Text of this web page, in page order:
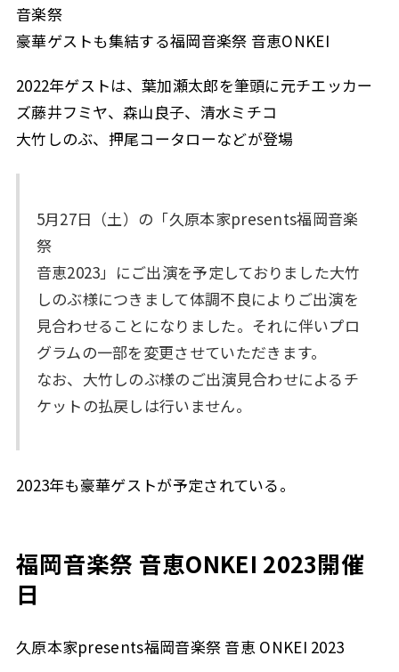
音楽祭
豪華ゲストも集結する福岡音楽祭 音恵ONKEI
2022年ゲストは、葉加瀬太郎を筆頭に元チエッカー
ズ藤井フミヤ、森山良子、清水ミチコ
大竹しのぶ、押尾コータローなどが登場
5月27日（土）の「久原本家presents福岡音楽
祭
音恵2023」にご出演を予定しておりました大竹
しのぶ様につきまして体調不良によりご出演を
見合わせることになりました。それに伴いプロ
グラムの一部を変更させていただきます。
なお、大竹しのぶ様のご出演見合わせによるチ
ケットの払戻しは行いません。
2023年も豪華ゲストが予定されている。
福岡音楽祭 音恵ONKEI 2023開催
日
久原本家presents福岡音楽祭 音恵 ONKEI 2023